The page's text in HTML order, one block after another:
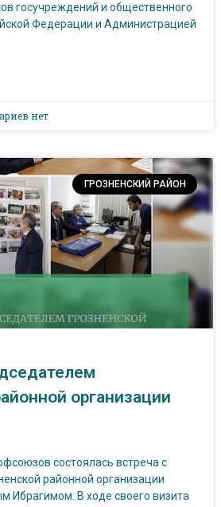
госучреждений и общественного
Федерации и Администрацией
нет
ГРОЗНЕНСКИЙ РАЙОН
организации
состоялась встреча с
районной организации
Ибрагимом. В ходе своего визита